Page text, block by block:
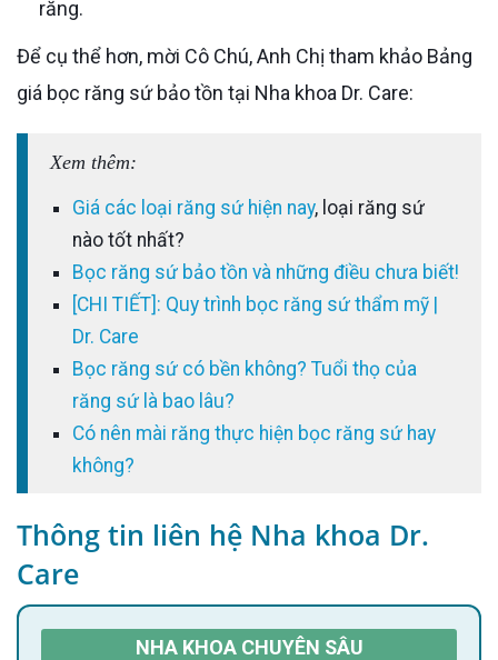
răng.
Để cụ thể hơn, mời Cô Chú, Anh Chị tham khảo Bảng
giá bọc răng sứ bảo tồn tại Nha khoa Dr. Care:
Xem thêm:
Giá các loại răng sứ hiện nay, loại răng sứ
nào tốt nhất?
Bọc răng sứ bảo tồn và những điều chưa biết!
[CHI TIẾT]: Quy trình bọc răng sứ thẩm mỹ |
Dr. Care
Bọc răng sứ có bền không? Tuổi thọ của
răng sứ là bao lâu?
Có nên mài răng thực hiện bọc răng sứ hay
không?
Thông tin liên hệ Nha khoa Dr.
Care
NHA KHOA CHUYÊN SÂU